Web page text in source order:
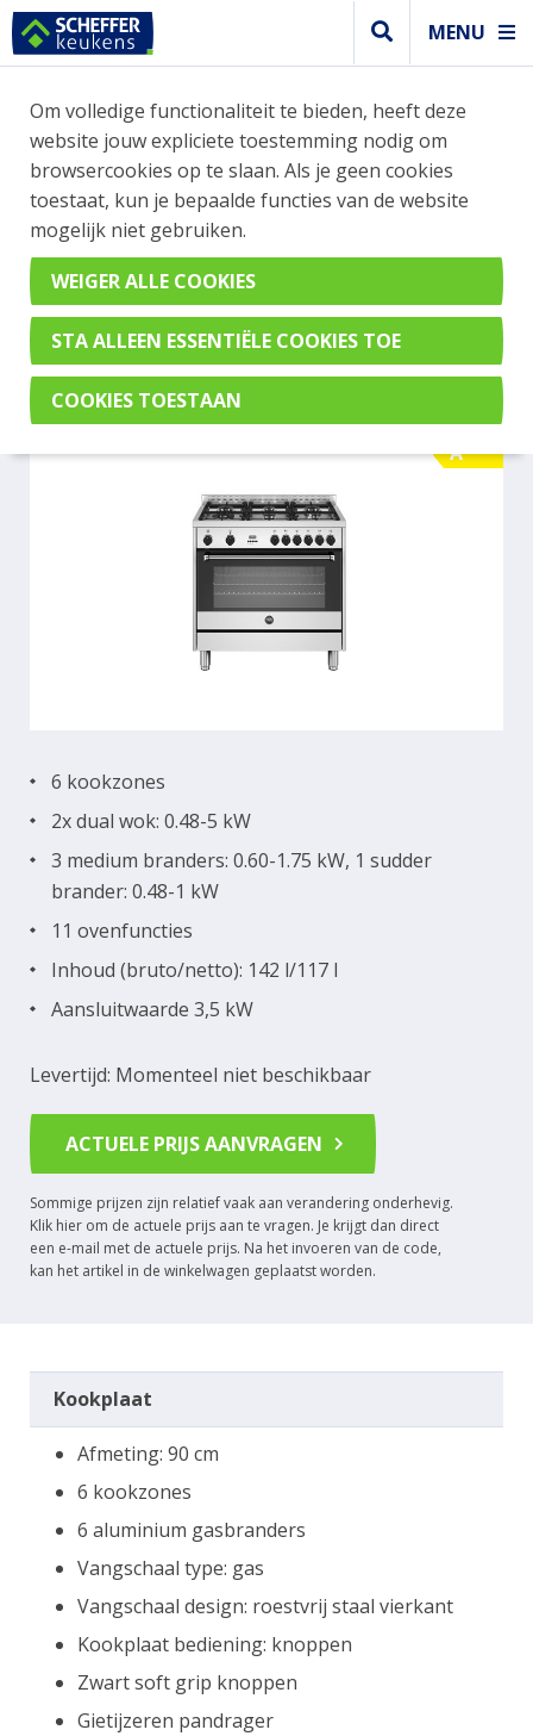
MENU
WEBSHOP BESTELLINGEN
Je kan tijdelijk geen bestelling plaatsen. Wil je je
vast oriënteren? Vergelijk eenvoudig apparaten
en merken met elkaar. Klik hier voor meer
informatie.
Fornuis
BERTAZZONI MPL96L1EXV
A
Levertijd: Momenteel niet beschikbaar
6 kookzones
2x dual wok: 0.48-5 kW
3 medium branders: 0.60-1.75 kW, 1 sudder
brander: 0.48-1 kW
11 ovenfuncties
Inhoud (bruto/netto): 142 l/117 l
Aansluitwaarde 3,5 kW
ACTUELE PRIJS AANVRAGEN
Sommige prijzen zijn relatief vaak aan verandering onderhevig.
Klik hier om de actuele prijs aan te vragen. Je krijgt dan direct
een e-mail met de actuele prijs. Na het invoeren van de code,
kan het artikel in de winkelwagen geplaatst worden.
Kookplaat
Afmeting: 90 cm
6 kookzones
6 aluminium gasbranders
Vangschaal type: gas
Vangschaal design: roestvrij staal vierkant
Kookplaat bediening: knoppen
Zwart soft grip knoppen
Gietijzeren pandrager
Om volledige functionaliteit te bieden, heeft deze
website jouw expliciete toestemming nodig om
browsercookies op te slaan. Als je geen cookies
toestaat, kun je bepaalde functies van de website
mogelijk niet gebruiken.